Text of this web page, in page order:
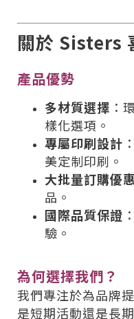
關於 Sisters
產品優勢
多材質選擇 ：
樣化選項。
專屬印刷設計
美定制印刷。
大批量訂購優惠
品。
國際品質保證
驗。
為何選擇我們？
我們專注於為品牌
是短期活動還是長